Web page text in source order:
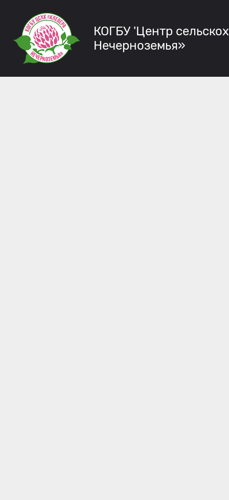
КОГБУ 'Центр
Нечерноземья»